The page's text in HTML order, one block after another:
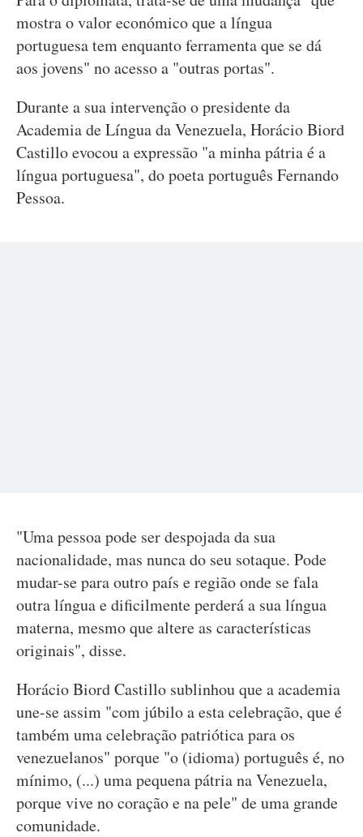
mostra o valor económico que a língua
portuguesa tem enquanto ferramenta que se dá
aos jovens" no acesso a "outras portas".
Durante a sua intervenção o presidente da
Academia de Língua da Venezuela, Horácio Biord
Castillo evocou a expressão "a minha pátria é a
língua portuguesa", do poeta português Fernando
Pessoa.
"Uma pessoa pode ser despojada da sua
nacionalidade, mas nunca do seu sotaque. Pode
mudar-se para outro país e região onde se fala
outra língua e dificilmente perderá a sua língua
materna, mesmo que altere as características
originais", disse.
Horácio Biord Castillo sublinhou que a academia
une-se assim "com júbilo a esta celebração, que é
também uma celebração patriótica para os
venezuelanos" porque "o (idioma) português é, no
mínimo, (...) uma pequena pátria na Venezuela,
porque vive no coração e na pele" de uma grande
comunidade.